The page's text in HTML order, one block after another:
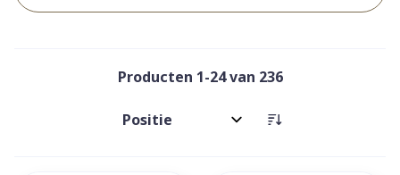
Producten 1-24van 236
Sorteer op: